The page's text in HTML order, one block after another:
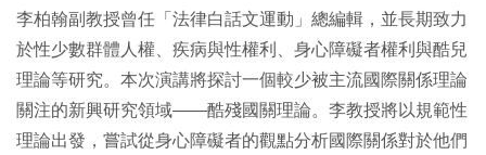
李柏翰副教授曾任「法律白話文運動」總編輯，並長期致力
於性少數群體人權、疾病與性權利、身心障礙者權利與酷兒
理論等研究。本次演講將探討一個較少被主流國際關係理論
關注的新興研究領域——酷殘國關理論。李教授將以規範性
理論出發，嘗試從身心障礙者的觀點分析國際關係對於他們